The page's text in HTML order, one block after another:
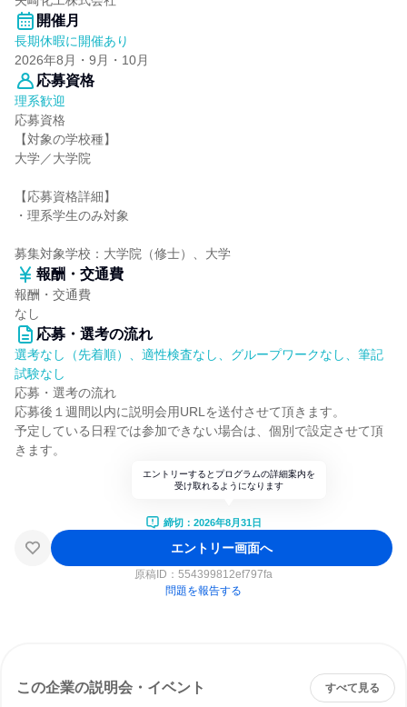
開催月
長期休暇に開催あり
2026年8月・9月・10月
応募資格
理系歓迎
応募資格
【対象の学校種】
大学／大学院
【応募資格詳細】
・理系学生のみ対象
募集対象学校：大学院（修士）、大学
報酬・交通費
報酬・交通費
なし
応募・選考の流れ
選考なし（先着順）、適性検査なし、グループワークなし、筆記
試験なし
応募・選考の流れ
応募後１週間以内に説明会用URLを送付させて頂きます。
予定している日程では参加できない場合は、個別で設定させて頂
きます。
エントリーするとプログラムの詳細案内を
受け取れるようになります
締切：2026年8月31日
エントリー画面へ
原稿ID： 554399812ef797fa
問題を報告する
この企業の説明会・イベント すべて見る